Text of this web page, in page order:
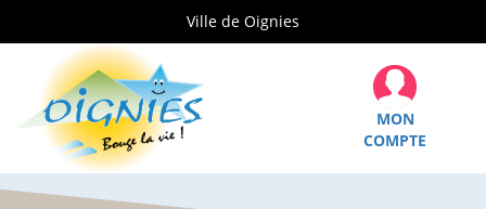
Ville de Oignies
MON
COMPTE